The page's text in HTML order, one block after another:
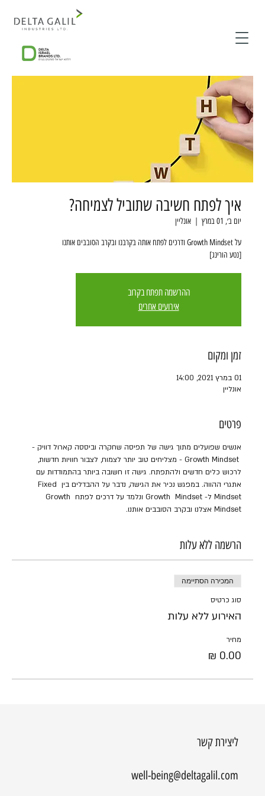
איך לפתח חשיבה שתוביל לצמיחה?
יום ב׳, 01 במרץ
  |
אונליין
[נטע הורינג]
ההרשמה תפתח בקרוב
אירועים אחרים
זמן ומקום
01 במרץ 2021, 14:00
אונליין
פרטים
אנשים שפועלים מתוך גישה של תפיסה שחקרה וביססה קארול דוויק -
Growth Mindset - מצליחים טוב יותר לצמוח, לצבור חוויות חדשות,
לרכוש כלים חדשים ולהתפתח. גישה זו חשובה ביותר בהתמודדות עם
אתגרי ההווה. במפגש נכיר את הגישה, נדבר על ההבדלים בין Fixed
Mindset ל- Growth  Mindset ונלמד על דרכים לפתח Growth
Mindset אצלנו ובקרב הסובבים אותנו.
הרשמה ללא עלות
המכירה הסתיימה
סוג כרטיס
האירוע ללא עלות
מחיר
ליצירת קשר
well-being@deltagalil.com